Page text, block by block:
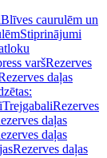
Blīves caurulēm un
Stiprinājumi
varšRezerves
daļas
TrejgabaliRezerves
daļas
daļas
Rezerves daļas